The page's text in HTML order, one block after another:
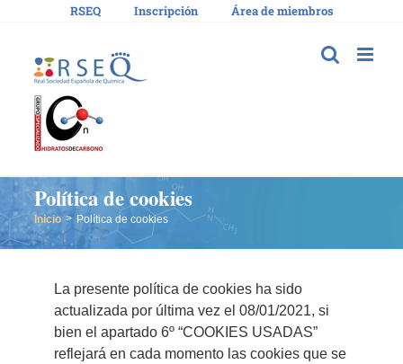
RSEQ Inscripción Área de miembros
Política de cookies
Inicio Política de cookies
La presente política de cookies ha sido
actualizada por última vez el 08/01/2021, si
bien el apartado 6º “COOKIES USADAS”
reflejará en cada momento las cookies que se